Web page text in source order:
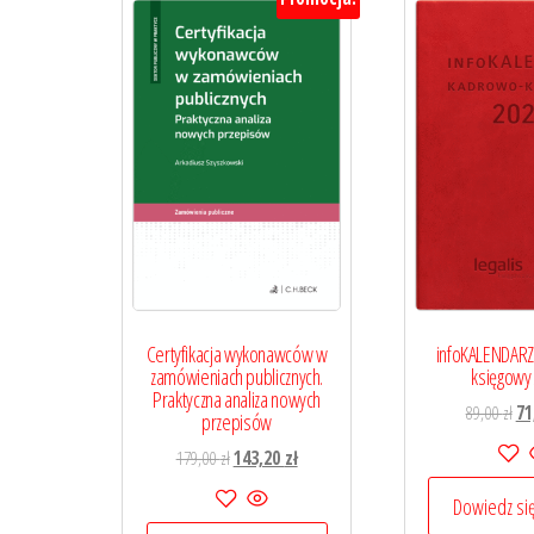
Certyfikacja wykonawców w
zamówieniach publicznych.
Praktyczna analiza nowych
przepisów
179,00złPierwotna
cena
wynosiła:
143,20 złAktualna
89,00zł
Dowiedz